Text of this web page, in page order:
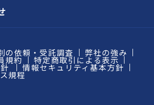
の依頼・受託調査 弊社の強み
規約 特定商取引による表示
情報セキュリティ基本方針
規程